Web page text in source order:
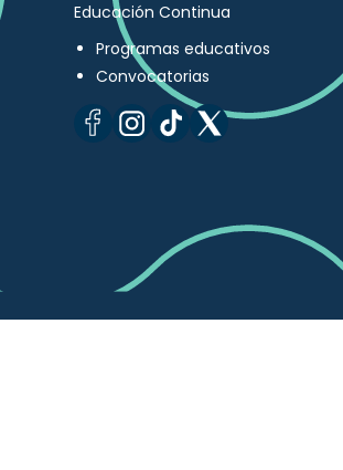
Educación Continua
Programas educativos
Convocatorias